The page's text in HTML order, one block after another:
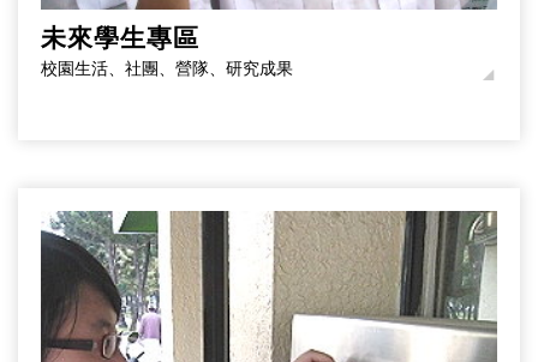
未來學生專區
校園生活、社團、營隊、研究成果